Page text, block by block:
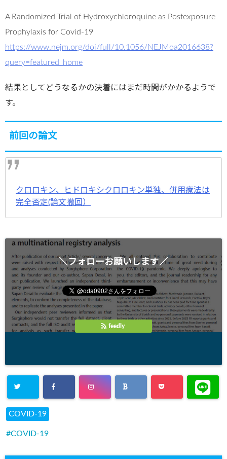
A Randomized Trial of Hydroxychloroquine as Postexposure
Prophylaxis for Covid-19
https://www.nejm.org/doi/full/10.1056/NEJMoa2016638?
query=featured_home
結果としてどうなるかの決着にはまだ時間がかかるようで
す。
前回の論文
クロロキン、ヒドロキシクロロキン単独、併用療法は
完全否定(論文撤回）
＼フォローお願いします／
feedly
COVID-19
COVID-19